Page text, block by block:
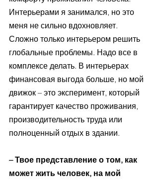
Интерьерами я занимался, но это
меня не сильно вдохновляет.
Сложно только интерьером решить
глобальные проблемы. Надо все в
комплексе делать. В интерьерах
финансовая выгода больше, но мой
движок – это эксперимент, который
гарантирует качество проживания,
производительность труда или
полноценный отдых в здании.
– Твое представление о том, как
может жить человек, на мой